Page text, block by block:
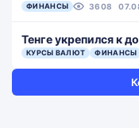
ФИНАНСЫ 3608
Тенге укрепился к
КУРСЫ ВАЛЮТ ФИНАНСЫ